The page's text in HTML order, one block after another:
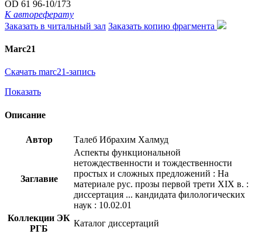
OD 61 96-10/173
К автореферату
Заказать в читальный зал Заказать копию фрагмента
Marc21
Скачать marc21-запись
Показать
Описание
Автор Талеб Ибрахим Халмуд
Заглавие
Аспекты функциональной
нетождественности и тождественности
простых и сложных предложений : На
материале рус. прозы первой трети ХIХ в. :
диссертация ... кандидата филологических
наук : 10.02.01
Коллекции ЭК
РГБ
Каталог диссертаций